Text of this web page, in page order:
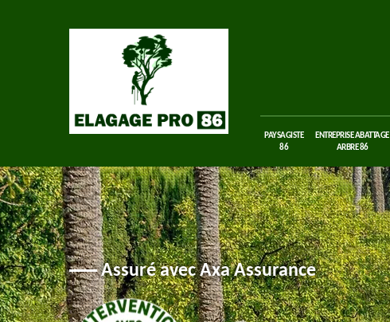
PAYSAGISTE
86
ENTREPRISE ABATTAGE
ARBRE 86
Assuré avec Axa Assurance